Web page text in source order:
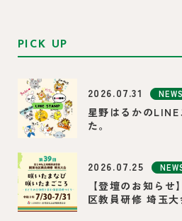
PICK UP
2026.07.31 NEWS
星野はるかの
た。
2026.07.25
【登壇のお知ら
区教員研修 埼玉大